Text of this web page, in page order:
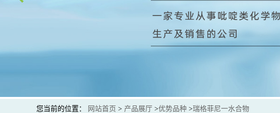
您当前的位置： 网站首页 > 产品展厅 >优势品种 >瑞格菲尼一水合物